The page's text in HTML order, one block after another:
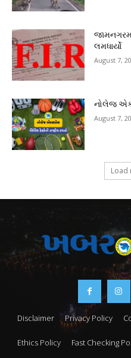
લમધાર્યો
August 7,
નોલેજ
August 7,
Load
Disclaimer Privacy Policy
Ethics Policy Fast Checking